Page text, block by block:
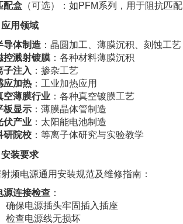
配盒 （可选）：如PFM系列，用于阻抗匹配
用领域
导体制造 ：晶圆加工、薄膜沉积、刻蚀工艺
控溅射镀膜 ：各种材料薄膜沉积
子注入 ：掺杂工艺
应加热 ：工业加热应用
空薄膜行业 ：各种真空镀膜工艺
板显示 ：薄膜晶体管制造
伏产业 ：太阳能电池制造
研院校 ：等离子体研究与实验教学
装要求
频电源通用安装规范及维修指南：
源连接检查 ：
确保电源插头牢固插入插座
检查电源线无损坏